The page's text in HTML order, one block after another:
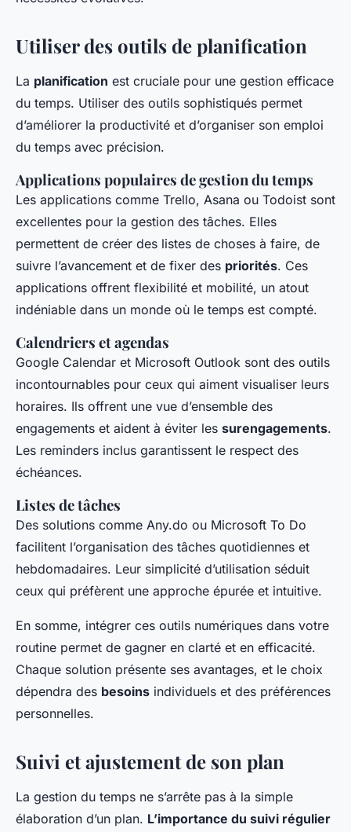
Utiliser des outils de planification
La planification est cruciale pour une gestion efficace
du temps. Utiliser des outils sophistiqués permet
d’améliorer la productivité et d’organiser son emploi
du temps avec précision.
Applications populaires de gestion du temps
Les applications comme Trello, Asana ou Todoist sont
excellentes pour la gestion des tâches. Elles
permettent de créer des listes de choses à faire, de
suivre l’avancement et de fixer des priorités. Ces
applications offrent flexibilité et mobilité, un atout
indéniable dans un monde où le temps est compté.
Calendriers et agendas
Google Calendar et Microsoft Outlook sont des outils
incontournables pour ceux qui aiment visualiser leurs
horaires. Ils offrent une vue d’ensemble des
engagements et aident à éviter les surengagements.
Les reminders inclus garantissent le respect des
échéances.
Listes de tâches
Des solutions comme Any.do ou Microsoft To Do
facilitent l’organisation des tâches quotidiennes et
hebdomadaires. Leur simplicité d’utilisation séduit
ceux qui préfèrent une approche épurée et intuitive.
En somme, intégrer ces outils numériques dans votre
routine permet de gagner en clarté et en efficacité.
Chaque solution présente ses avantages, et le choix
dépendra des besoins individuels et des préférences
personnelles.
Suivi et ajustement de son plan
La gestion du temps ne s’arrête pas à la simple
élaboration d’un plan. L’importance du suivi régulier